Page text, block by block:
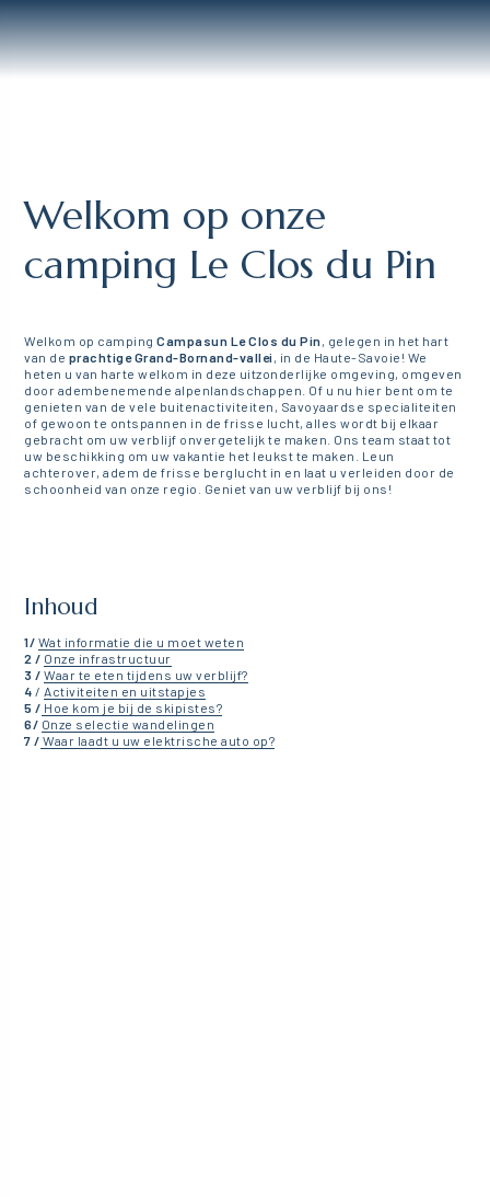
Welkom op onze
camping Le Clos du Pin
Welkom op campingCampasun Le Clos du Pin , gelegen in het hart
van de prachtige Grand-Bornand-vallei , in de Haute-Savoie! We
heten u van harte welkom in deze uitzonderlijke omgeving, omgeven
door adembenemende alpenlandschappen. Of u nu hier bent om te
genieten van de vele buitenactiviteiten, Savoyaardse specialiteiten
of gewoon te ontspannen in de frisse lucht, alles wordt bij elkaar
gebracht om uw verblijf onvergetelijk te maken. Ons team staat tot
uw beschikking om uw vakantie het leukst te maken. Leun
achterover, adem de frisse berglucht in en laat u verleiden door de
schoonheid van onze regio. Geniet van uw verblijf bij ons!
Inhoud
1/ Wat informatie die u moet weten
2 / Onze infrastructuur
3 /Waar te eten tijdens uw verblijf?
4 / Activiteiten en uitstapjes
5 / Hoe kom je bij de skipistes?
6/ Onze selectie wandelingen
7 / Waar laadt u uw elektrische auto op?